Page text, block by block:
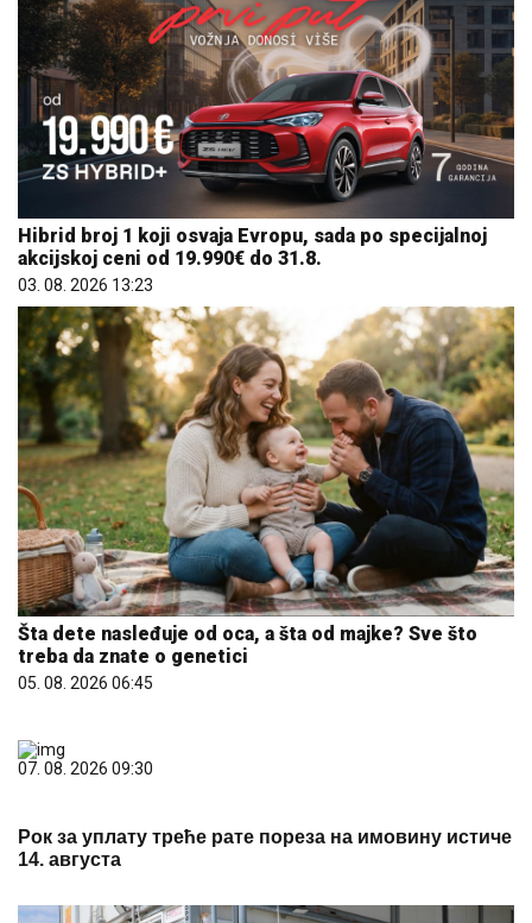
Hibrid broj 1 koji osvaja Evropu, sada po specijalnoj
akcijskoj ceni od 19.990€ do 31.8.
03. 08. 2026 13:23
Šta dete nasleđuje od oca, a šta od majke? Sve što
treba da znate o genetici
05. 08. 2026 06:45
07. 08. 2026 09:30
Рок за уплату треће рате пореза на имовину истиче
14. августа